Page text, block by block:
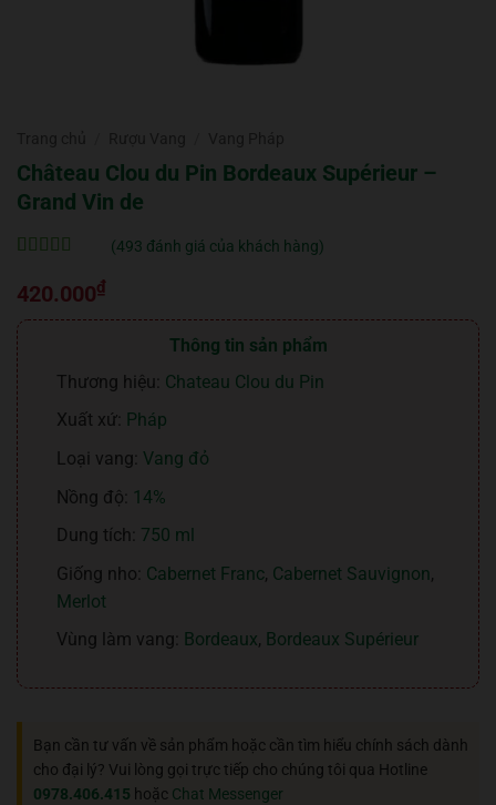
Château Clou du Pin Bordeaux Supérieur –
Grand Vin de
trênđánh
giá
(493 đánh giá của khách hàng)
420.000₫
Thông tin sản phẩm
Thương hiệu: Chateau Clou du Pin
Xuất xứ: Pháp
Loại vang: Vang đỏ
Nồng độ: 14%
Dung tích: 750 ml
Giống nho: Cabernet Franc, Cabernet Sauvignon,
Merlot
Vùng làm vang:
Bordeaux, Bordeaux Supérieur
Bạn cần tư vấn về sản phẩm hoặc cần tìm hiểu chính sách dành
cho đại lý? Vui lòng gọi trực tiếp cho chúng tôi qua Hotline
0978.406.415 hoặc Chat Messenger